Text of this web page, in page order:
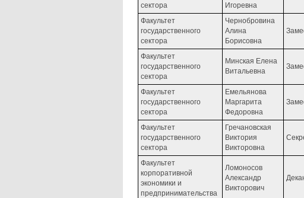
сектора
Игоревна
Факультет
государственного
сектора
Чернобровина
Алина
Борисовна
Факультет
государственного
сектора
Минская Елена
Витальевна
Факультет
государственного
сектора
Емельянова
Маргарита
Федоровна
Факультет
государственного
сектора
Гречановская
Виктория
Викторовна
Факультет
корпоративной
экономики и
предпринимательства
Ломоносов
Александр
Викторович